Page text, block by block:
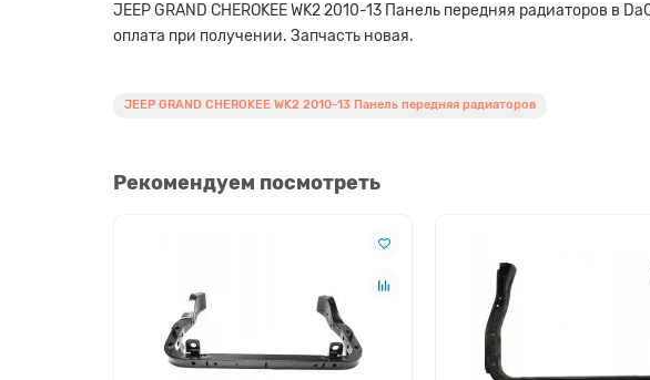
JEEP GRAND CHEROKEE WK2 2010-13 Панель передняя радиаторов
оплата при получении. Запчасть новая.
JEEP GRAND CHEROKEE WK2 2010-13 Панель передняя радиаторов
Рекомендуем посмотреть